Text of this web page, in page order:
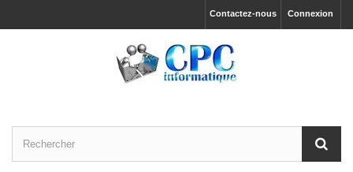
Connexion
Contactez-nous